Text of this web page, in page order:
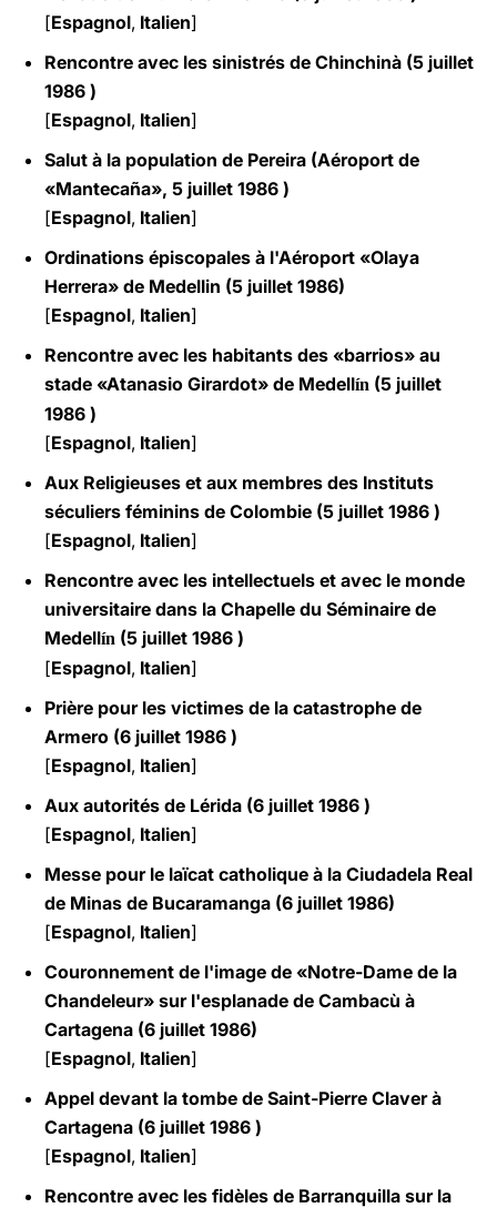
[Espagnol, Italien]
Rencontre avec les sinistrés de Chinchinà (5 juillet
1986 )
[Espagnol, Italien]
Salut à la population de Pereira (Aéroport de
«Mantecaña», 5 juillet 1986 )
[Espagnol, Italien]
Ordinations épiscopales à l'Aéroport «Olaya
Herrera» de Medellin (5 juillet 1986)
[Espagnol, Italien]
Rencontre avec les habitants des «barrios» au
stade «Atanasio Girardot» de Medellín (5 juillet
1986 )
[Espagnol, Italien]
Aux Religieuses et aux membres des Instituts
séculiers féminins de Colombie (5 juillet 1986 )
[Espagnol, Italien]
Rencontre avec les intellectuels et avec le monde
universitaire dans la Chapelle du Séminaire de
Medellín (5 juillet 1986 )
[Espagnol, Italien]
Prière pour les victimes de la catastrophe de
Armero (6 juillet 1986 )
[Espagnol, Italien]
Aux autorités de Lérida (6 juillet 1986 )
[Espagnol, Italien]
Messe pour le laïcat catholique à la Ciudadela Real
de Minas de Bucaramanga (6 juillet 1986)
[Espagnol, Italien]
Couronnement de l'image de «Notre-Dame de la
Chandeleur» sur l'esplanade de Cambacù à
Cartagena (6 juillet 1986)
[Espagnol, Italien]
Appel devant la tombe de Saint-Pierre Claver à
Cartagena (6 juillet 1986 )
[Espagnol, Italien]
Rencontre avec les fidèles de Barranquilla sur la